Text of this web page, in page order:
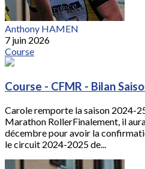
Anthony HAMEN
7 juin 2026
Course
Course - CFMR - Bilan
Carole remporte la saison 2024-
Marathon RollerFinalement, il
décembre pour avoir la
le circuit 2024-2025 de...